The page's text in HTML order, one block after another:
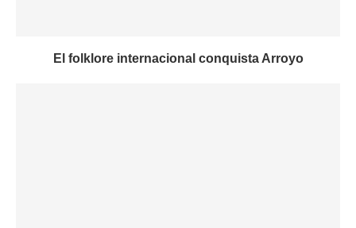
El folklore internacional conquista Arroyo